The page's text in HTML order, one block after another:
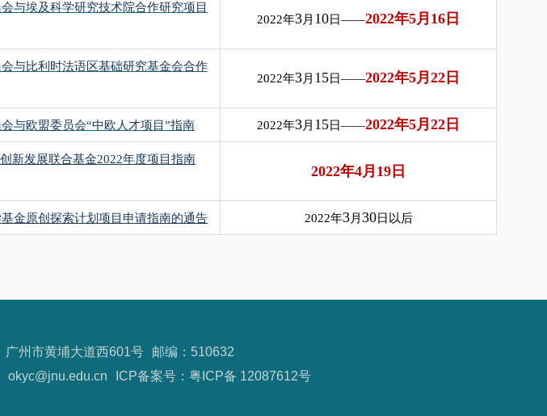
与埃及科学研究技术院合作研究项目
2022年3月 10日——2022年5月 16 日
与比利时法语区基础研究基金会合作
2022年3月 15日——2022年5月 22 日
与欧盟委员会“中欧人才项目”指南 2022年3月 15日——2022年5月 22 日
新发展联合基金2022年度项目指南
2022年4月19日
金原创探索计划项目申请指南的通告 2022年3月 30日以后
广州市黄埔大道西601号
邮编：510632
okyc@jnu.edu.cn ICP备案号：粤ICP备 12087612号